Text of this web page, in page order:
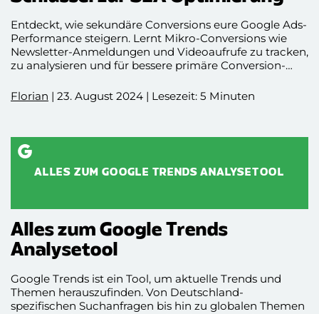
Entdeckt, wie sekundäre Conversions eure Google Ads-
Performance steigern. Lernt Mikro-Conversions wie
Newsletter-Anmeldungen und Videoaufrufe zu tracken,
zu analysieren und für bessere primäre Conversion-
Implementierung, Datenanalyse und
Kampagnenoptimierung. Fallbeispiel zur „Zeit auf
Florian | 23. August 2024 | Lesezeit: 5 Minuten
ALLES ZUM GOOGLE TRENDS ANALYSETOOL
Alles zum Google Trends
Analysetool
Google Trends ist ein Tool, um aktuelle Trends und
Themen herauszufinden. Von Deutschland-
spezifischen Suchanfragen bis hin zu globalen Themen